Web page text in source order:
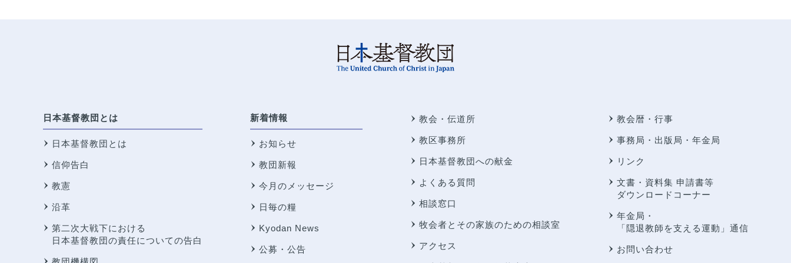
日本基督教団とは
日本基督教団とは
信仰告白
教憲
沿革
第二次大戦下における
日本基督教団の責任についての告白
新着情報
お知らせ
教団新報
今月のメッセージ
日毎の糧
Kyodan News
公募・公告
教会・伝道所
教区事務所
日本基督教団への献金
よくある質問
相談窓口
牧会者とその家族のための相談室
アクセス
教会暦・行事
事務局・出版局・年金局
リンク
文書・資料集 申請書等
ダウンロードコーナー
年金局・
「隠退教師を支える運動」通信
お問い合わせ